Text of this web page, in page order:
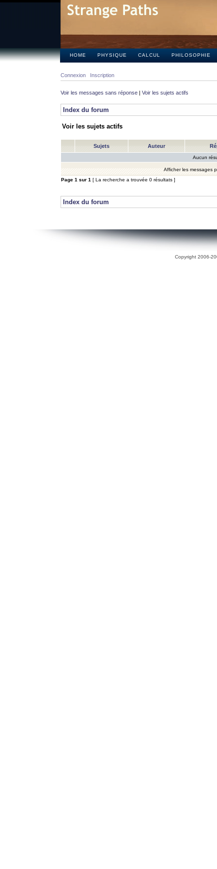
HOME PHYSIQUE CALCUL PHILOSOPHIE
Connexion Inscription
Voir les messages sans réponse | Voir les sujets actifs
Index du forum
Voir les sujets actifs
Sujets Auteur
Aucun
Afficher les messages
Page 1 sur 1 [ La recherche a trouvée 0 résultats ]
Index du forum
Copyright 2006-